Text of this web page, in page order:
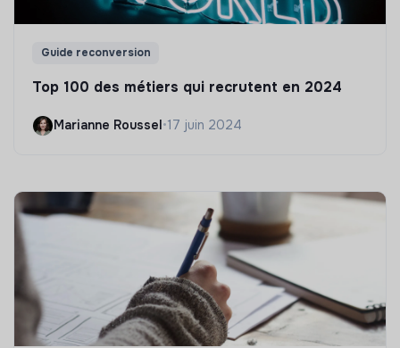
Guide reconversion
Top 100 des métiers qui recrutent en 2024
Marianne Roussel•17 juin 2024